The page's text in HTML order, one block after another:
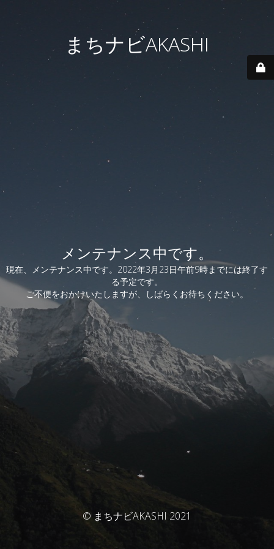
まちナビAKASHI
メンテナンス中です。
現在、メンテナンス中です。2022年3月23日午前9時までには終了す
る予定です。
ご不便をおかけいたしますが、しばらくお待ちください。
© まちナビAKASHI 2021